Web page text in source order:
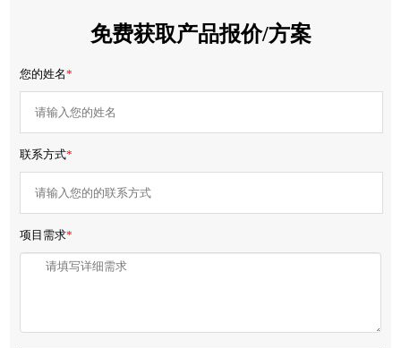
免费获取产品报价/方案
您的姓名*
联系方式*
项目需求*